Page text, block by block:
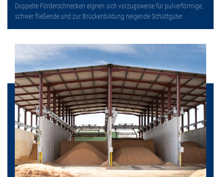
Doppelte Förderschnecken eignen sich vorzugsweise für pulverförmige,
schwer fließende und zur Brückenbildung neigende Schüttgüter.